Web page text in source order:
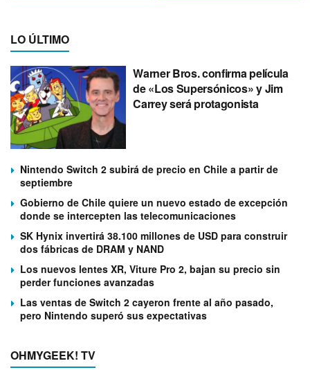
LO ÚLTIMO
Warner Bros. confirma película
de «Los Supersónicos» y Jim
Carrey será protagonista
Nintendo Switch 2 subirá de precio en Chile a partir de
septiembre
Gobierno de Chile quiere un nuevo estado de excepción
donde se intercepten las telecomunicaciones
SK Hynix invertirá 38.100 millones de USD para construir
dos fábricas de DRAM y NAND
Los nuevos lentes XR, Viture Pro 2, bajan su precio sin
perder funciones avanzadas
Las ventas de Switch 2 cayeron frente al año pasado,
pero Nintendo superó sus expectativas
OHMYGEEK! TV